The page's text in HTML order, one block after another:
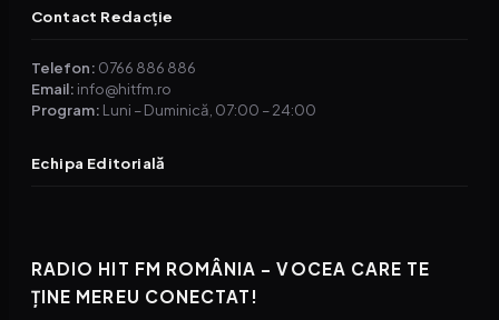
Contact Redacție
Telefon: 0766 886 886
Email: info@hitfm.ro
Program: Luni – Duminică, 07:00 – 24:00
Echipa Editorială
RADIO HIT FM ROMÂNIA – VOCEA CARE TE
ȚINE MEREU CONECTAT!